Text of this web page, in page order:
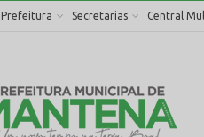
Prefeitura Secretarias Central